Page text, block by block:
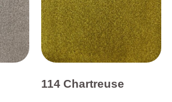
114 Chartreuse